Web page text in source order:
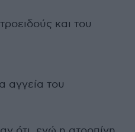
και του
αγγεία του